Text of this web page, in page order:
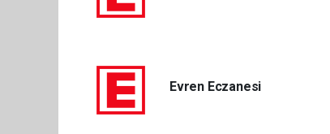
Evren Eczanesi